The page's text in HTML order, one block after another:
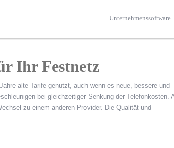
Unternehmenssoftware
Ihr Festnetz
alte Tarife genutzt, auch wenn es neue, bessere und
bei gleichzeitiger Senkung der Telefonkosten.
zu einem anderen Provider. Die Qualität und